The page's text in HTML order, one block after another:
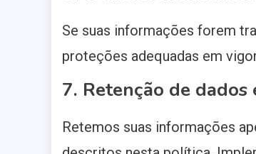
Se suas informações forem
proteções adequadas em
7. Retenção de
Retemos suas informações